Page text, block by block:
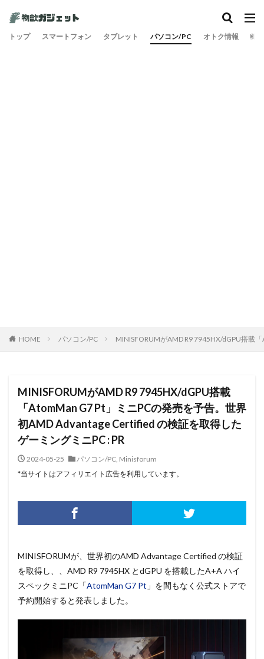
トップ スマートフォン タブレット パソコン/PC オトク情報 旅
HOME パソコン/PC MINISFORUMがAMD R9 7945HX/dGPU搭載
MINISFORUMがAMD R9 7945HX/dGPU搭載
「AtomMan G7 Pt」ミニPCの発売を予告。世界
初AMD Advantage Certified の検証を取得した
ゲーミングミニPC : PR
2024-05-25 パソコン/PC, Minisforum
*当サイトはアフィリエイト広告を利用しています。
MINISFORUMが、世界初のAMD Advantage Certified の検証
を取得し、、AMD R9 7945HX とdGPU を搭載したA+A ハイ
スペックミニPC「AtomMan G7 Pt 」を間もなく公式ストアで
予約開始すると発表しました。
カテゴリー